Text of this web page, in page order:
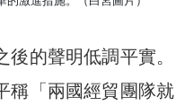
的聲明低調平實。
稱「兩國經貿團隊就